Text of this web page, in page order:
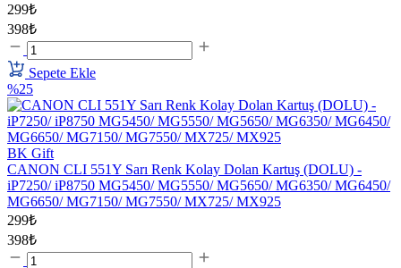
299₺
398₺
Sepete Ekle
%25
BK Gift
CANON CLI 551Y Sarı Renk Kolay Dolan Kartuş (DOLU) -
iP7250/ iP8750 MG5450/ MG5550/ MG5650/ MG6350/ MG6450/
MG6650/ MG7150/ MG7550/ MX725/ MX925
299₺
398₺